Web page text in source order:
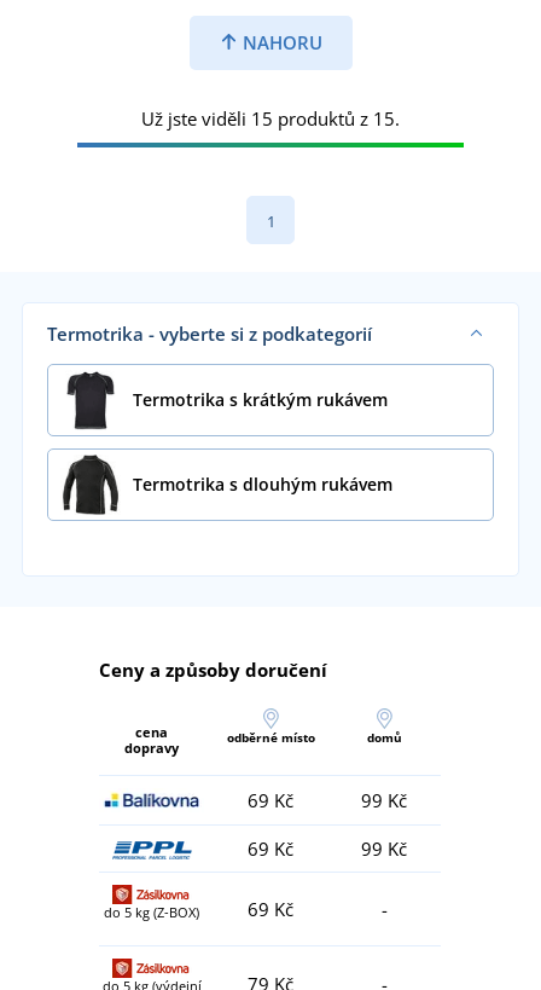
NAHORU
Už jste viděli 15 produktů z 15.
1
Termotrika - vyberte si z podkategorií
Termotrika s krátkým rukávem
Termotrika s dlouhým rukávem
Ceny a způsoby doručení
cena
dopravy
odběrné místo domů
69 Kč
99 Kč
69 Kč
99 Kč
do 5 kg (Z-BOX) 69 Kč -
do 5 kg (výdejní 79 Kč -